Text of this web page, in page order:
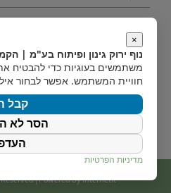
טיפים להקמת גינה
הקמת גינות חסכוניות
| Powered byinternetit
×
נוף ירוק גינון ופיתוח בע"מ |
משתמשים בעוגיות כדי להבטיח
חוויית המשתמש. אפשר לבחור
קבל
הסר לא
מדיניות הפרטיות